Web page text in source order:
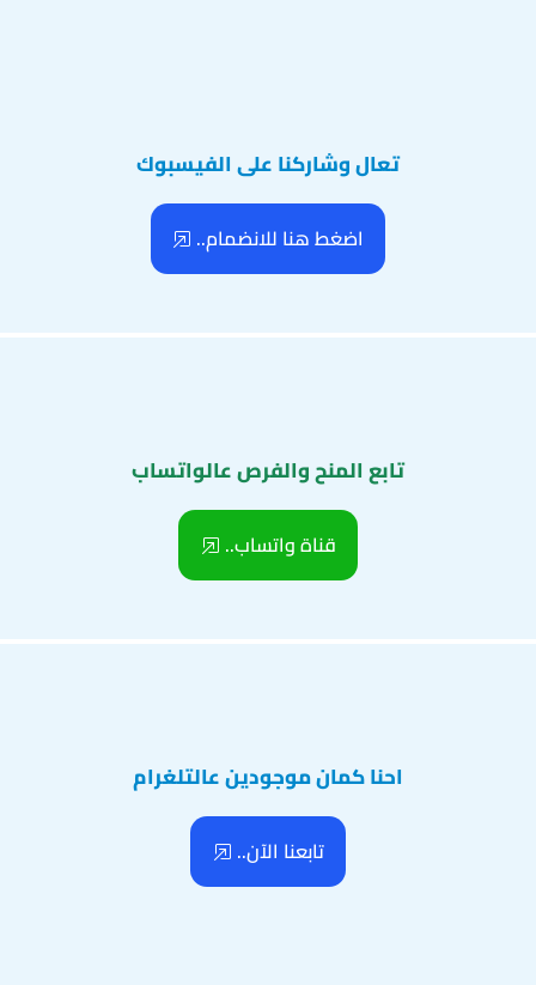
تعال وشاركنا على الفيسبوك
اضغط هنا للانضمام..
تابع المنح والفرص عالواتساب
قناة واتساب..
احنا كمان موجودين عالتلغرام
تابعنا الآن..